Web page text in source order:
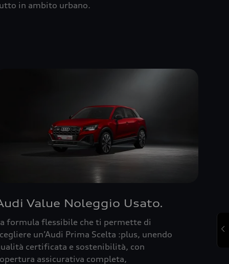
in ambito urbano.
Value Noleggio Usato.
formula flessibile che ti permette di
un’Audi Prima Scelta :plus, unendo
certificata e sostenibilità, con
assicurativa completa,